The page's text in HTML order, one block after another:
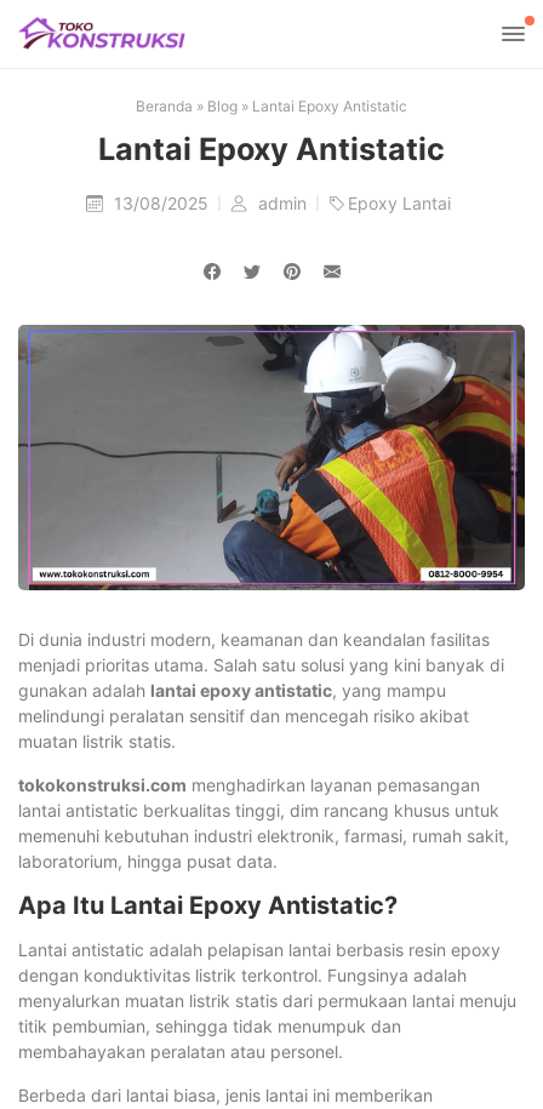
Beranda » Blog » Lantai Epoxy Antistatic
Lantai Epoxy Antistatic
13/08/2025 admin Epoxy Lantai
Di dunia industri modern, keamanan dan keandalan fasilitas
menjadi prioritas utama. Salah satu solusi yang kini banyak di
gunakan adalah lantai epoxy antistatic, yang mampu
melindungi peralatan sensitif dan mencegah risiko akibat
muatan listrik statis.
tokokonstruksi.com menghadirkan layanan pemasangan
lantai antistatic berkualitas tinggi, dim rancang khusus untuk
memenuhi kebutuhan industri elektronik, farmasi, rumah sakit,
laboratorium, hingga pusat data.
Apa Itu Lantai Epoxy Antistatic?
Lantai antistatic adalah pelapisan lantai berbasis resin epoxy
dengan konduktivitas listrik terkontrol. Fungsinya adalah
menyalurkan muatan listrik statis dari permukaan lantai menuju
titik pembumian, sehingga tidak menumpuk dan
membahayakan peralatan atau personel.
Berbeda dari lantai biasa, jenis lantai ini memberikan